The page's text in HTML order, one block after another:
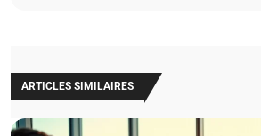
ARTICLES SIMILAIRES